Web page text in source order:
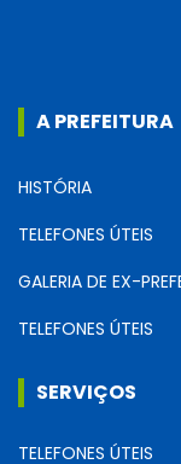
A PREFEITURA
HISTÓRIA
TELEFONES ÚTEIS
GALERIA DE EX-
TELEFONES ÚTEIS
SERVIÇOS
TELEFONES ÚTEIS